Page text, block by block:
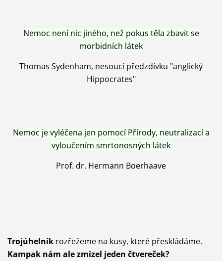
Nemoc není nic jiného, než pokus těla zbavit se
morbidních látek
Thomas Sydenham, nesoucí předzdívku "anglický
Hippocrates"
Nemoc je vyléčena jen pomocí Přírody, neutralizací a
vyloučením smrtonosných látek
Prof. dr. Hermann Boerhaave
Trojúhelníkrozřežeme na kusy, které přeskládáme.
Kampak nám ale zmizel jeden čtvereček?